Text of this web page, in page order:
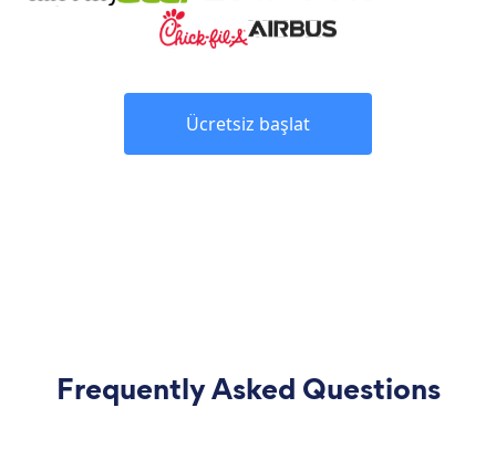
Ücretsiz başlat
Frequently Asked Questions